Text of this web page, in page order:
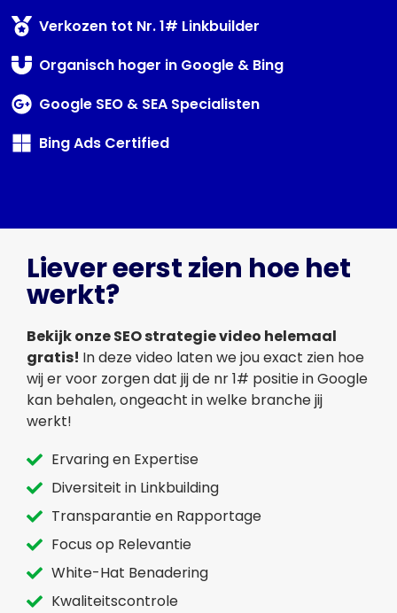
Verkozen tot Nr. 1# Linkbuilder
Organisch hoger in Google & Bing
Google SEO & SEA Specialisten
Bing Ads Certified
Liever eerst zien hoe het
werkt?
Bekijk onze SEO strategie video helemaal
gratis! In deze video laten we jou exact zien hoe
wij er voor zorgen dat jij de nr 1# positie in Google
kan behalen, ongeacht in welke branche jij
werkt!
Ervaring en Expertise
Diversiteit in Linkbuilding
Transparantie en Rapportage
Focus op Relevantie
White-Hat Benadering
Kwaliteitscontrole